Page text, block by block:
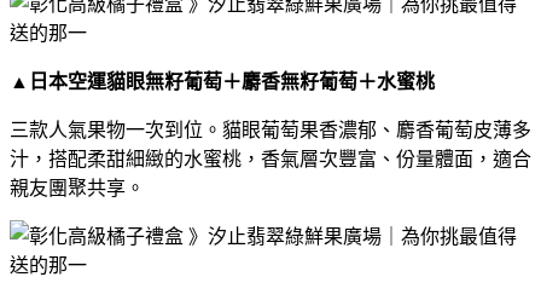
▲ 日本空運貓眼無籽葡萄＋麝香無籽葡萄＋水蜜桃
三款人氣果物一次到位。貓眼葡萄果香濃郁、麝香葡萄皮薄多
汁，搭配柔甜細緻的水蜜桃，香氣層次豐富、份量體面，適合
親友團聚共享。